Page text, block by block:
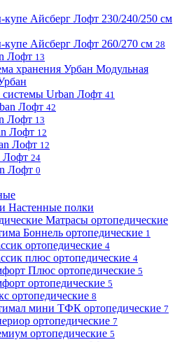
Айсберг Лофт 230/240/250 см
Айсберг Лофт 260/270 см 28
Лофт 13
Модульная
системы Urban Лофт 41
Лофт 42
Лофт 13
Лофт 12
Лофт 12
Лофт 24
Лофт 0
Настенные полки
Матрасы ортопедические
Боннель ортопедические 1
ортопедические 4
плюс ортопедические 4
Плюс ортопедические 5
ортопедические 5
ортопедические 8
мини ТФК ортопедические 7
ортопедические 7
ортопедические 5